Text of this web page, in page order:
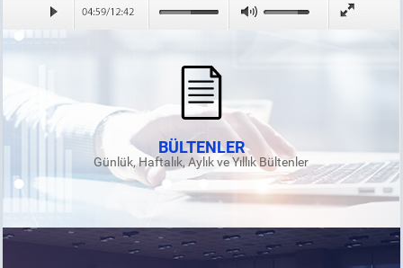
BÜLTENLER
Günlük, Haftalık, Aylık ve Yıllık Bültenler